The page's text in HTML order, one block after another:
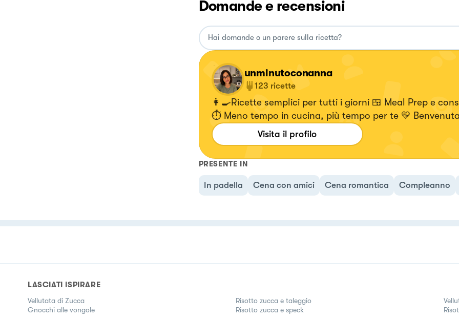
Domande e recensioni
unminutoconanna
123 ricette
👩‍🍳Ricette semplici per tutti i giorni 🍱 Meal Prep e
⏱️ Meno tempo in cucina, più tempo per te 💛
Minuto con AnnaVisita il profilo
PRESENTE IN
In padella Cena con amici Cena romantica Compleanno
LASCIATI ISPIRARE
Vellutata di Zucca
Gnocchi alle vongole
Risotto zucca e taleggio
Risotto zucca e speck